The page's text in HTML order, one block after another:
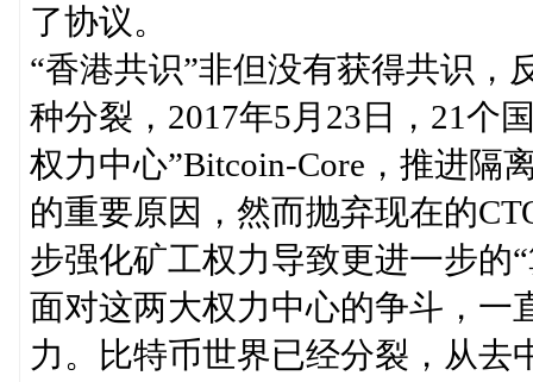
了协议。
“香港共识”非但没有获得共识，
种分裂，2017年5月23日，21个
权力中心”Bitcoin-Core，推进隔
的重要原因，然而抛弃现在的
步强化矿工权力导致更进一步的
面对这两大权力中心的争斗，一
力。比特币世界已经分裂，从去